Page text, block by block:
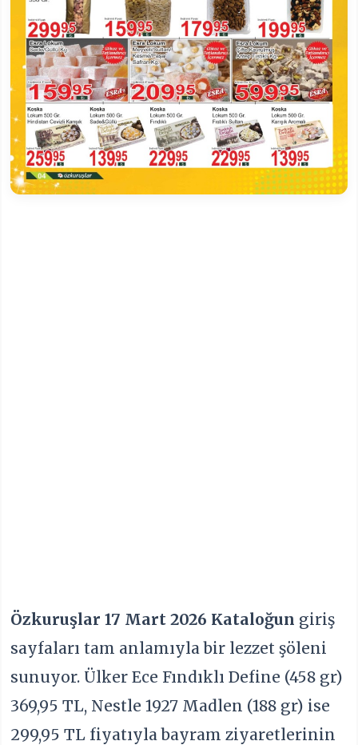
Özkuruşlar 17 Mart 2026 Kataloğun giriş
sayfaları tam anlamıyla bir lezzet şöleni
sunuyor. Ülker Ece Fındıklı Define (458 gr)
369,95 TL, Nestle 1927 Madlen (188 gr) ise
299,95 TL fiyatıyla bayram ziyaretlerinin